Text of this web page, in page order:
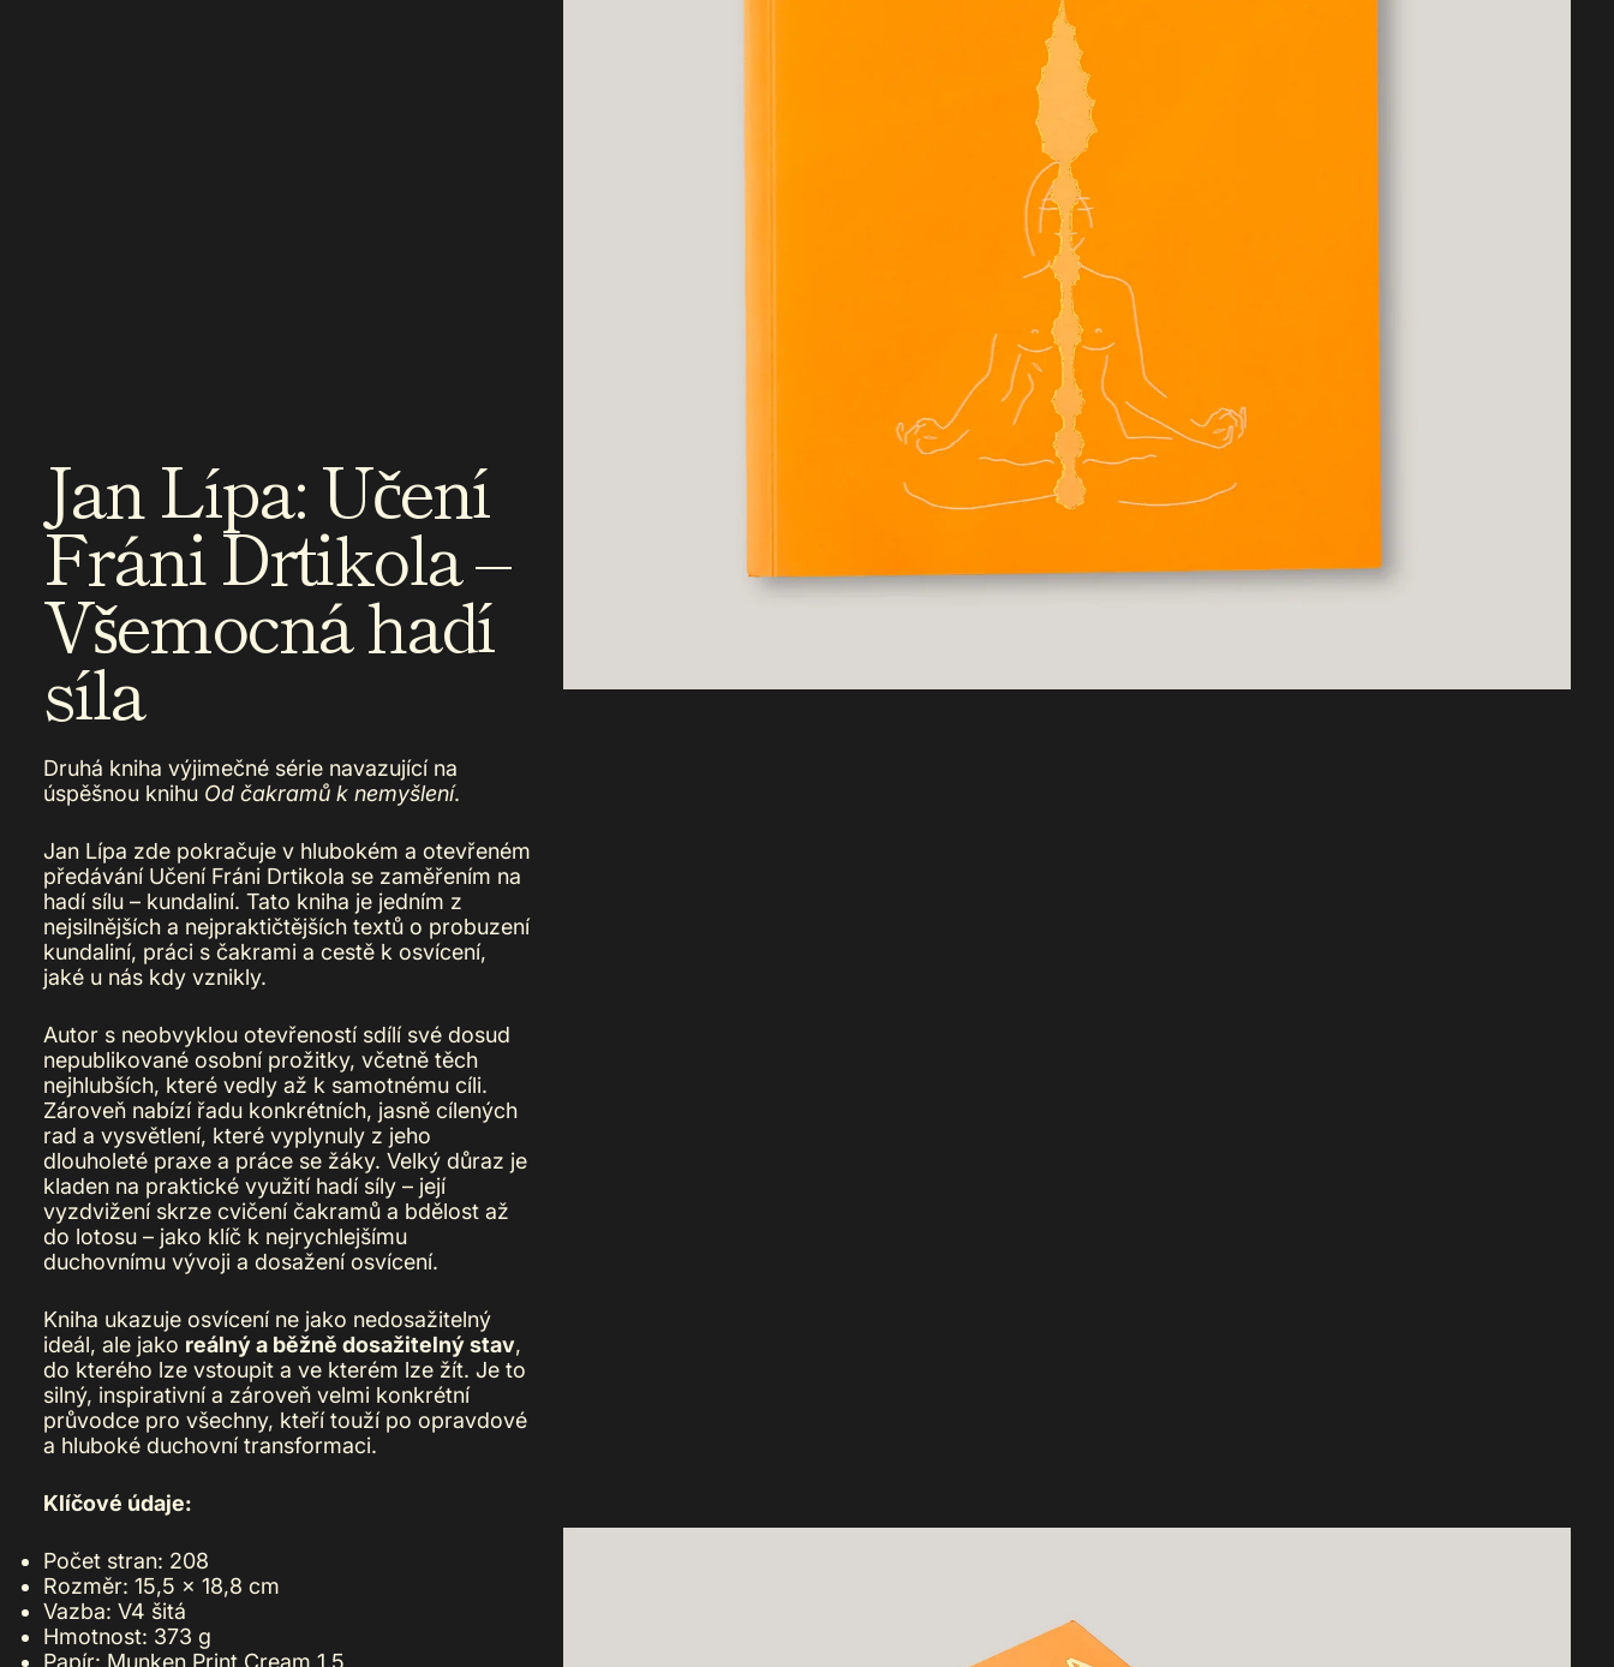
Jan Lípa: Učení
Fráni Drtikola –
Všemocná hadí
síla
Druhá kniha výjimečné série navazující na
úspěšnou knihu Od čakramů k nemyšlení.
Jan Lípa zde pokračuje v hlubokém a otevřeném
předávání Učení Fráni Drtikola se zaměřením na
hadí sílu – kundaliní. Tato kniha je jedním z
nejsilnějších a nejpraktičtějších textů o probuzení
kundaliní, práci s čakrami a cestě k osvícení,
jaké u nás kdy vznikly.
Autor s neobvyklou otevřeností sdílí své dosud
nepublikované osobní prožitky, včetně těch
nejhlubších, které vedly až k samotnému cíli.
Zároveň nabízí řadu konkrétních, jasně cílených
rad a vysvětlení, které vyplynuly z jeho
dlouholeté praxe a práce se žáky. Velký důraz je
kladen na praktické využití hadí síly – její
vyzdvižení skrze cvičení čakramů a bdělost až
do lotosu – jako klíč k nejrychlejšímu
duchovnímu vývoji a dosažení osvícení.
Kniha ukazuje osvícení ne jako nedosažitelný
ideál, ale jako reálný a běžně dosažitelný stav,
do kterého lze vstoupit a ve kterém lze žít. Je to
silný, inspirativní a zároveň velmi konkrétní
průvodce pro všechny, kteří touží po opravdové
a hluboké duchovní transformaci.
Klíčové údaje:
Počet stran: 208
Rozměr: 15,5 × 18,8 cm
Vazba: V4 šitá
Hmotnost: 373 g
Papír: Munken Print Cream 1,5